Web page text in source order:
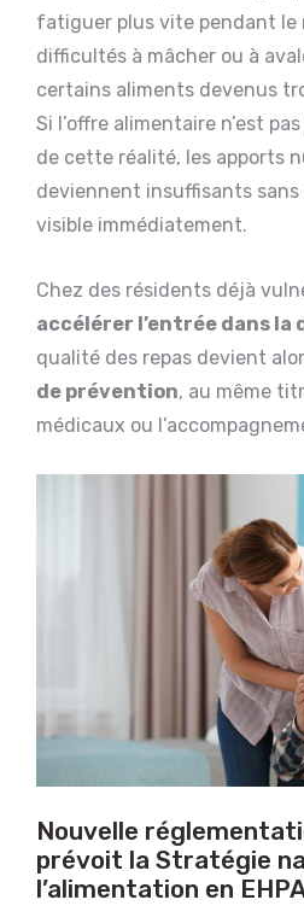
fatiguer plus vite pendant le
difficultés à mâcher ou à
certains aliments devenus
Si l’offre alimentaire n’est
de cette réalité, les apports
deviennent insuffisants
visible immédiatement.
Chez des résidents déjà
accélérer l’entrée dans la
qualité des repas devient
de prévention, au même
médicaux ou
Nouvelle
prévoit la Stratégie
l’alimentation en